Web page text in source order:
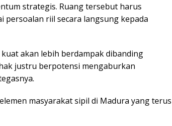
strategis. Ruang tersebut harus
riil secara langsung kepada
akan lebih berdampak dibanding
justru berpotensi mengaburkan
masyarakat sipil di Madura yang terus